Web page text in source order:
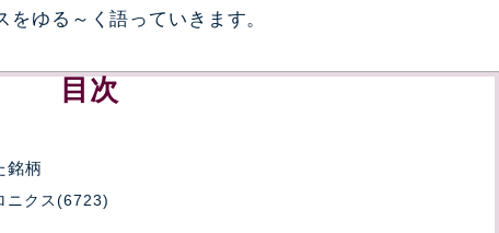
ゆる～く語っていきます。
目次
銘柄
ニクス(6723)